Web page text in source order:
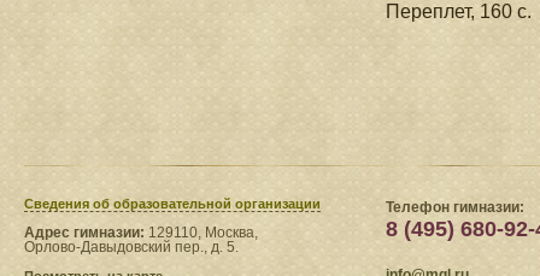
Переплет, 160 с.
Сведения​ об образовательной организации
Адрес гимназии: 129110, Москва,
Орлово-Давыдовский пер., д. 5.
Телефон гимназии:
8 (495) 680-92-